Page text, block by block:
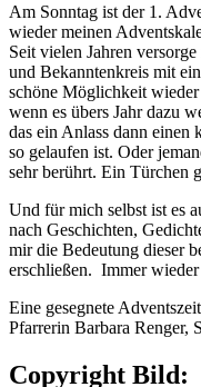
Am Sonntag ist der 1.
wieder meinen
Seit vielen Jahren
und Bekanntenkreis mit
schöne Möglichkeit
wenn es übers Jahr dazu
das ein Anlass dann einen
so gelaufen ist. Oder
sehr berührt. Ein Türchen
Und für mich selbst ist es
nach Geschichten,
mir die Bedeutung dieser
erschließen. Immer
Eine gesegnete
Pfarrerin Barbara Renger,
Copyright Bild: